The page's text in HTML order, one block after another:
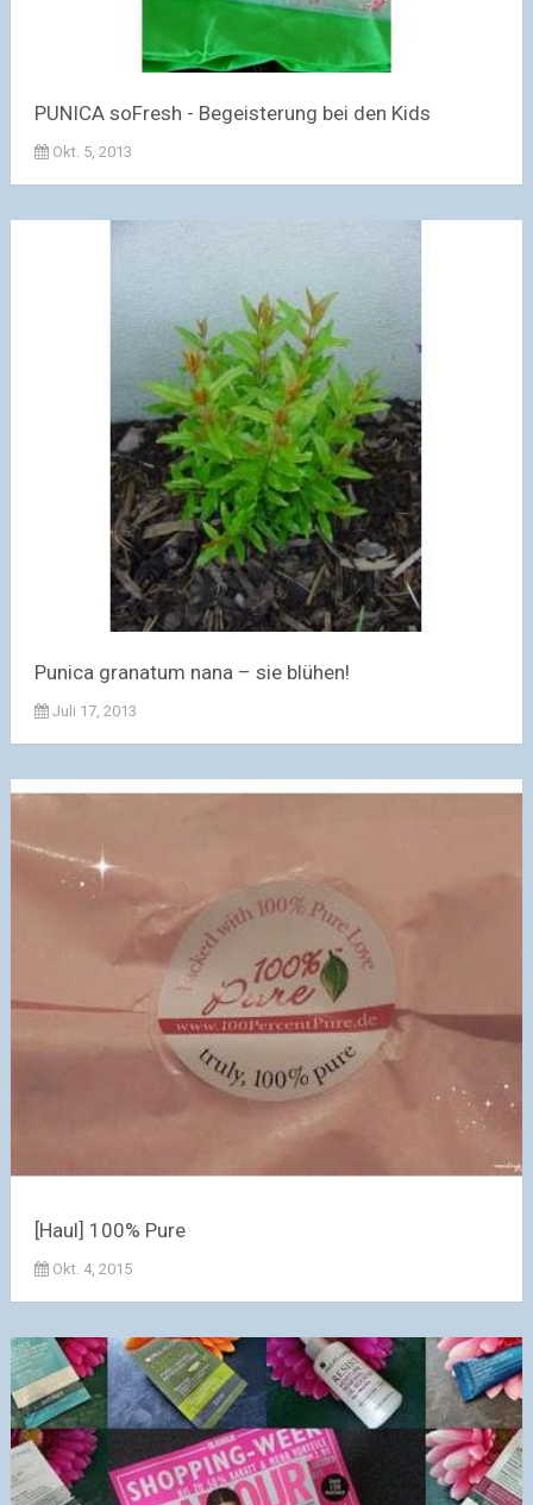
PUNICA soFresh - Begeisterung bei den Kids
Okt. 5, 2013
Punica granatum nana – sie blühen!
Juli 17, 2013
[Haul] 100% Pure
Okt. 4, 2015